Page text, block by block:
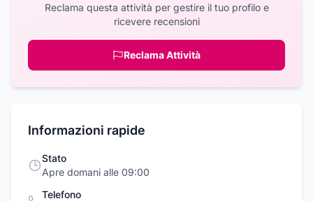
Reclama questa attività per gestire il tuo profilo e
ricevere recensioni
Reclama Attività
Informazioni rapide
Stato
Apre domani alle 09:00
Telefono